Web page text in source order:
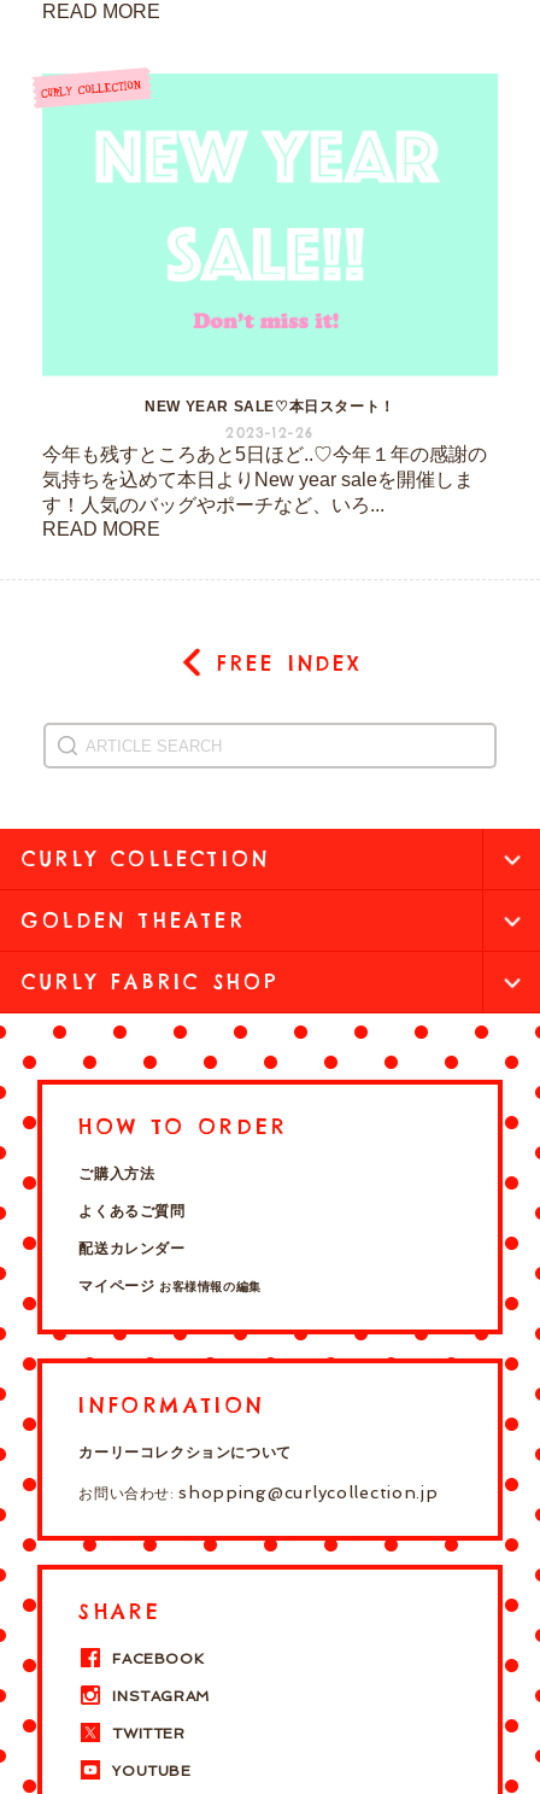
READ MORE
NEW YEAR SALE♡本日スタート！
2023-12-26
今年も残すところあと5日ほど..♡今年１年の感謝の
気持ちを込めて本日よりNew year saleを開催しま
す！人気のバッグやポーチなど、いろ...
READ MORE
FREE INDEX
CURLY COLLECTION
GOLDEN THEATER
CURLY FABRIC SHOP
HOW TO ORDER
ご購入方法
よくあるご質問
配送カレンダー
マイページ お客様情報の編集
INFORMATION
カーリーコレクションについて
お問い合わせ:shopping@curlycollection.jp
SHARE
FACEBOOK
INSTAGRAM
TWITTER
YOUTUBE